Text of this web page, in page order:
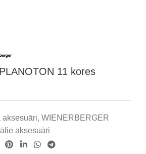
11 kores
aksesuāri, WIENERBERGER
aksesuāri